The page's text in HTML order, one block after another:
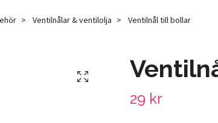
Ventilnålar & ventilolja Ventilnål till bollar
29 kr